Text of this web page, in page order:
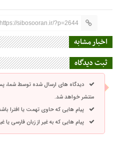
https://sibosooran.ir/?p=2644
اخبار مشابه
ثبت دیدگاه
دیدگاه های ارسال شده توسط شما،
منتشر خواهد شد.
پیام هایی که حاوی تهمت یا افترا
پیام هایی که به غیر از زبان فارسی